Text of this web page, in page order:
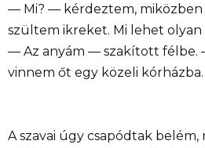
— Mi? — kérdeztem,
szültem ikreket. Mi lehet
— Az anyám — szakított félbe.
vinnem őt egy közeli kórházba.
A szavai úgy csapódtak